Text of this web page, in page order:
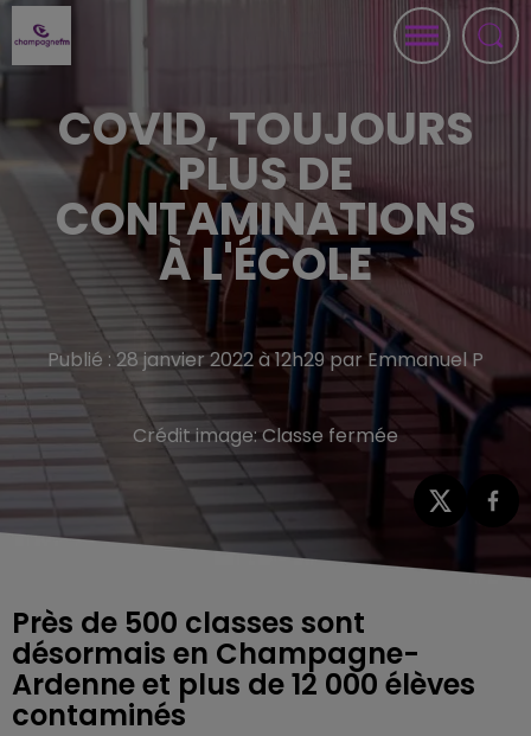
COVID, TOUJOURS
PLUS DE
CONTAMINATIONS
À L'ÉCOLE
Publié : 28 janvier 2022 à 12h29 par Emmanuel P
Crédit image:Classe fermée
Près de 500 classes sont
désormais en Champagne-
Ardenne et plus de 12 000 élèves
contaminés